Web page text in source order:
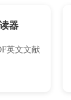
器
英文文献